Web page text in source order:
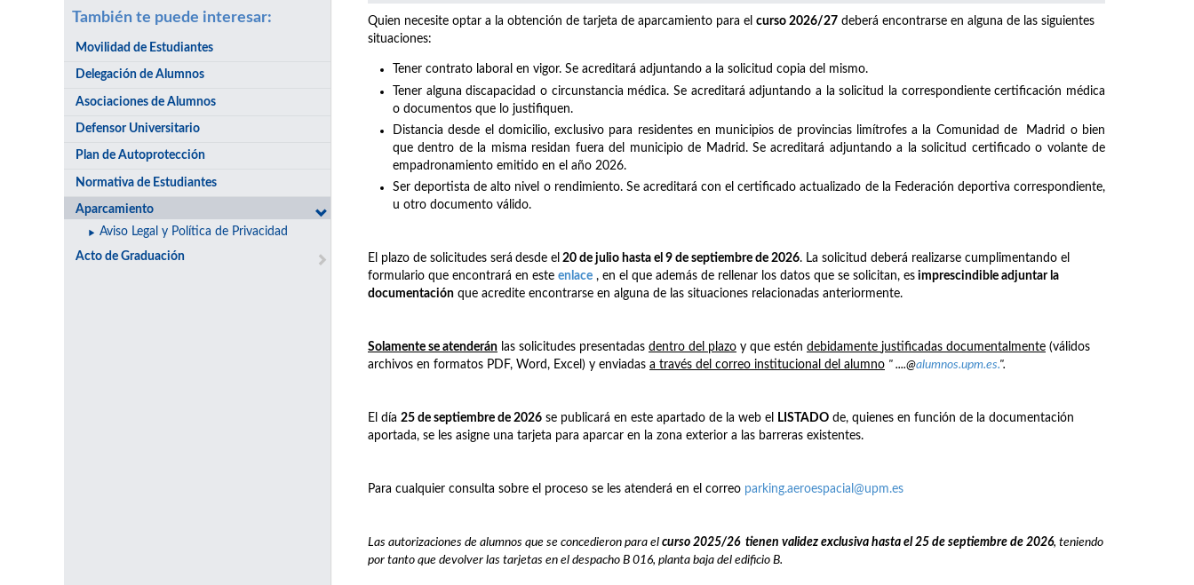
También te puede interesar:
Movilidad de Estudiantes
Delegación de Alumnos
Asociaciones de Alumnos
Defensor Universitario
Plan de Autoprotección
Normativa de Estudiantes
Aparcamiento
Aviso Legal y Política de Privacidad
Acto de Graduación
Quien necesite optar a la obtención de tarjeta de aparcamiento para el curso 2026/27 deberá encontrarse en alguna de las siguientes
situaciones:
Tener contrato laboral en vigor. Se acreditará adjuntando a la solicitud copia del mismo.
Tener alguna discapacidad o circunstancia médica. Se acreditará adjuntando a la solicitud la correspondiente certificación médica
o documentos que lo justifiquen.
Distancia desde el domicilio, exclusivo para residentes en municipios de provincias limítrofes a la Comunidad de Madrid o bien
que dentro de la misma residan fuera del municipio de Madrid. Se acreditará adjuntando a la solicitud certificado o volante de
empadronamiento emitido en el año 2026.
Ser deportista de alto nivel o rendimiento. Se acreditará con el certificado actualizado de la Federación deportiva correspondiente,
u otro documento válido.
El plazo de solicitudes será desde el 20 de julio hasta el 9 de septiembre de 2026. La solicitud deberá realizarse cumplimentando el
formulario que encontrará en este enlace , en el que además de rellenar los datos que se solicitan, es imprescindible adjuntar la
documentación que acredite encontrarse en alguna de las situaciones relacionadas anteriormente.
Solamente se atenderán las solicitudes presentadas dentro del plazo y que estén debidamente justificadas documentalmente (válidos
archivos en formatos PDF, Word, Excel) y enviadas a través del correo institucional del alumno " ....@alumnos.upm.es.".
El día 25 de septiembre de 2026 se publicará en este apartado de la web el LISTADO de, quienes en función de la documentación
aportada, se les asigne una tarjeta para aparcar en la zona exterior a las barreras existentes.
Para cualquier consulta sobre el proceso se les atenderá en el correo parking.aeroespacial@upm.es
Las autorizaciones de alumnos que se concedieron para el curso 2025/26 tienen validez exclusiva hasta el 25 de septiembre de 2026, teniendo
por tanto que devolver las tarjetas en el despacho B 016, planta baja del edificio B.